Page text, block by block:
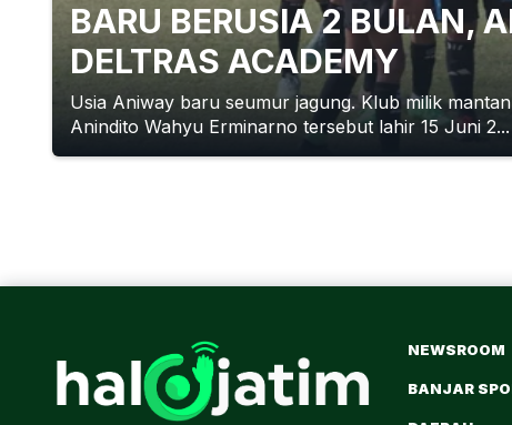
BARU BERUSIA 2 BULAN,
DELTRAS ACADEMY
Usia Aniway baru seumur jagung. Klub milik
Anindito Wahyu Erminarno tersebut lahir 15 Juni 2...
NEWSROOM
BANJAR